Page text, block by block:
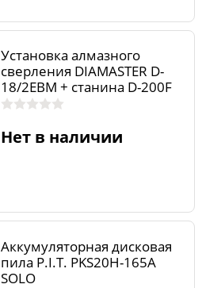
Установка алмазного
сверления DIAMASTER D-
18/2EBM + станина D-200F
PRO
Нет в наличии
Аккумуляторная дисковая
пила P.I.T. PKS20H-165A
SOLO